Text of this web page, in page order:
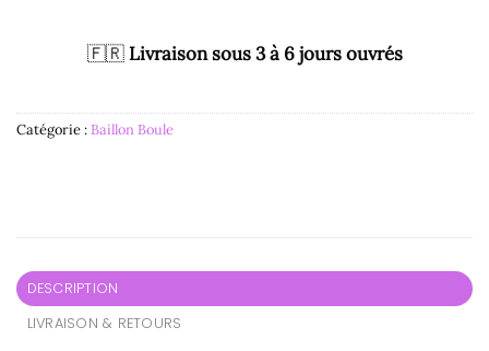
🇫🇷 Livraison sous 3 à 6 jours ouvrés
Catégorie :Baillon Boule
DESCRIPTION
LIVRAISON & RETOURS